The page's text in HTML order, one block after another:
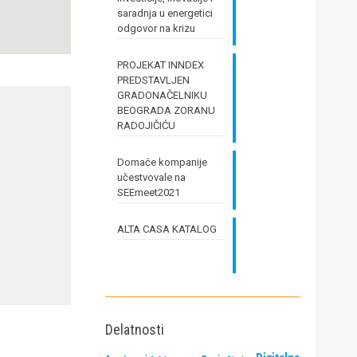
saradnja u energetici
odgovor na krizu
PROJEKAT INNDEX
PREDSTAVLJEN
GRADONAČELNIKU
BEOGRADA ZORANU
RADOJIČIĆU
Domaće kompanije
učestvovale na
SEEmeet2021
ALTA CASA KATALOG
Delatnosti